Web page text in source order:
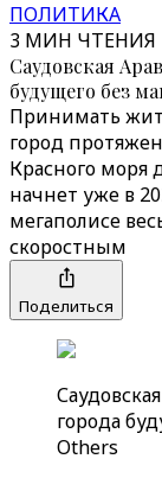
ПОЛИТИКА
3 МИН ЧТЕНИЯ
Саудовская
будущего без
Принимать
город
Красного моря
начнет уже в
мегаполисе
скоростным
Поделиться
города
Others